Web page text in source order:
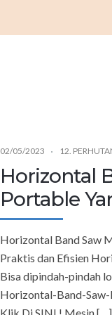
02/05/2023 12.
Horizontal
Portable
Horizontal Band Saw
Praktis dan Efisien
Bisa dipindah-pindah
Horizontal-Band-